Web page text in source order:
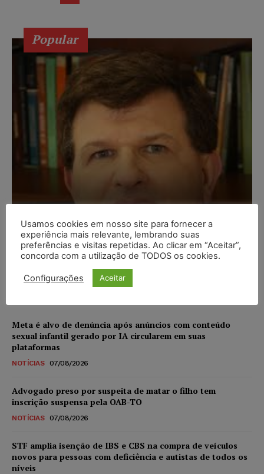
Popular
Composição da taxa de
Carlos Henrique Abrão - 07/08/2026
Meta é alvo de denúncia após anúncios com conteúdo
sexual infantil gerado por IA circularem em suas
plataformas
NOTÍCIAS 07/08/2026
Advogado preso por suspeita de matar o filho tem
inscrição suspensa pela OAB-TO
NOTÍCIAS 07/08/2026
STF amplia isenção de IBS e CBS na compra de veículos
novos para pessoas com deficiência e autistas de todos os
níveis
Usamos cookies em nosso site para fornecer a
experiência mais relevante, lembrando suas
preferências e visitas repetidas. Ao clicar em “Aceitar”,
concorda com a utilização de TODOS os cookies.
Configurações Aceitar